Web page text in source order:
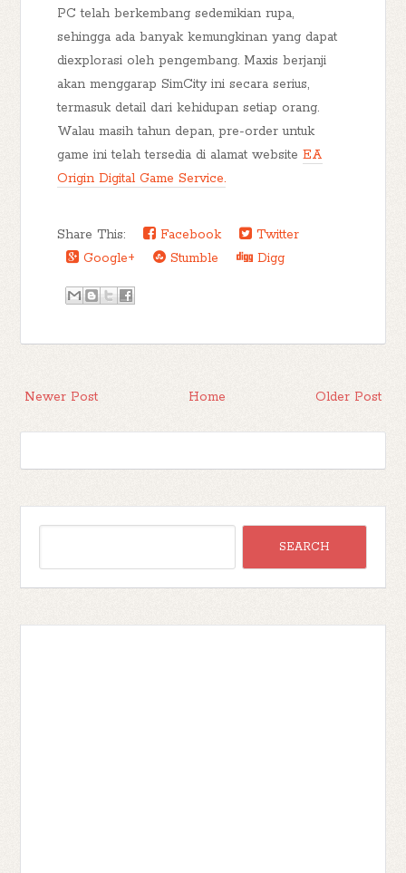
PC telah berkembang sedemikian rupa,
sehingga ada banyak kemungkinan yang dapat
diexplorasi oleh pengembang. Maxis berjanji
akan menggarap SimCity ini secara serius,
termasuk detail dari kehidupan setiap orang.
Walau masih tahun depan, pre-order untuk
game ini telah tersedia di alamat websiteEA
Origin Digital Game Service.
Share This: Facebook
Twitter
Google+
Stumble Digg
Newer Post Older Post
Home